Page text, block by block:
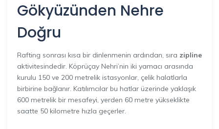
Gökyüzünden Nehre
Doğru
Rafting sonrası kısa bir dinlenmenin ardından, sıra zipline
aktivitesindedir. Köprüçay Nehri’nin iki yamacı arasında
kurulu 150 ve 200 metrelik istasyonlar, çelik halatlarla
birbirine bağlanır. Katılımcılar bu hatlar üzerinde yaklaşık
600 metrelik bir mesafeyi, yerden 60 metre yükseklikte
saatte 50 kilometre hızla geçerler.